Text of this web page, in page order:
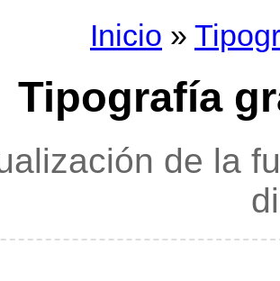
Inicio »
Tipografía
de la